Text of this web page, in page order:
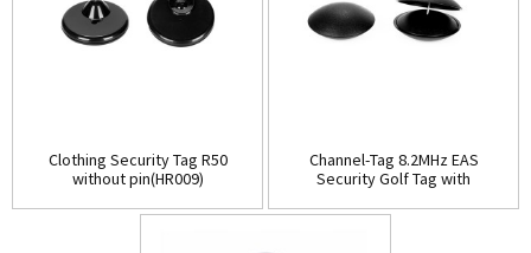
Clothing Security Tag R50
without pin(HR009)
Channel-Tag 8.2MHz EAS
Security Golf Tag with